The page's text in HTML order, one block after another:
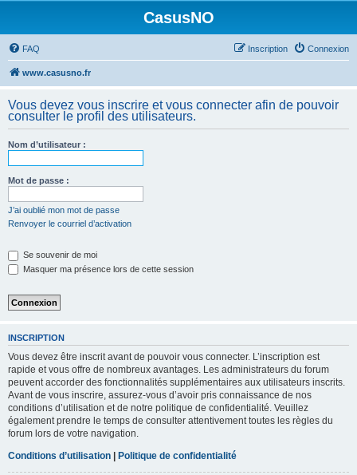
CasusNO
FAQ Connexion
Inscription
www.casusno.fr
Vous devez vous inscrire et vous connecter afin de pouvoir
consulter le profil des utilisateurs.
Nom d’utilisateur :
Mot de passe :
J’ai oublié mon mot de passe
Renvoyer le courriel d’activation
Se souvenir de moi
Masquer ma présence lors de cette session
INSCRIPTION
Vous devez être inscrit avant de pouvoir vous connecter. L’inscription est
rapide et vous offre de nombreux avantages. Les administrateurs du forum
peuvent accorder des fonctionnalités supplémentaires aux utilisateurs inscrits.
Avant de vous inscrire, assurez-vous d’avoir pris connaissance de nos
conditions d’utilisation et de notre politique de confidentialité. Veuillez
également prendre le temps de consulter attentivement toutes les règles du
forum lors de votre navigation.
Conditions d’utilisation | Politique de confidentialité